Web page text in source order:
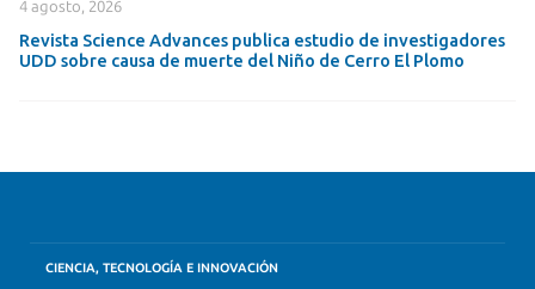
4 agosto, 2026
Revista Science Advances publica estudio de investigadores
UDD sobre causa de muerte del Niño de Cerro El Plomo
CIENCIA, TECNOLOGÍA E INNOVACIÓN